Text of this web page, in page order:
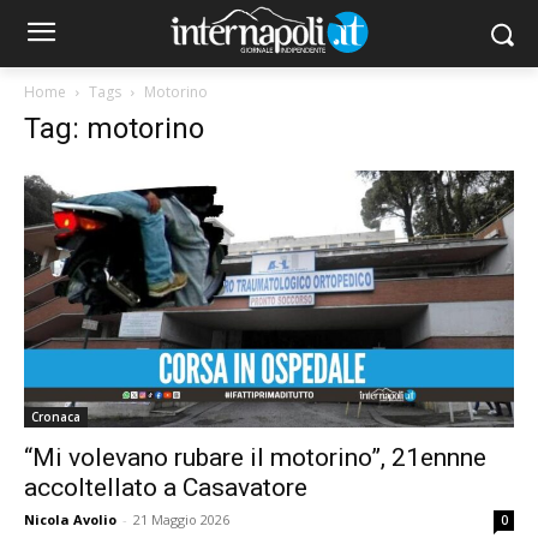
Home Tags Motorino
Tag: motorino
Cronaca
“Mi volevano rubare il motorino”, 21ennne
accoltellato a Casavatore
Nicola Avolio - 21 Maggio 2026 0